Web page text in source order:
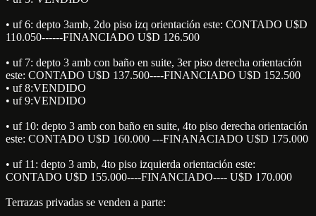
• uf 6: depto 3amb, 2do piso izq orientación este: CONTADO U$D
110.050------FINANCIADO U$D 126.500
• uf 7: depto 3 amb con baño en suite, 3er piso derecha orientación
este: CONTADO U$D 137.500----FINANCIADO U$D 152.500
• uf 8:VENDIDO
• uf 9:VENDIDO
• uf 10: depto 3 amb con baño en suite, 4to piso derecha orientación
este: CONTADO U$D 160.000 ---FINANACIADO U$D 175.000
• uf 11: depto 3 amb, 4to piso izquierda orientación este:
CONTADO U$D 155.000----FINANCIADO---- U$D 170.000
Terrazas privadas se venden a parte: